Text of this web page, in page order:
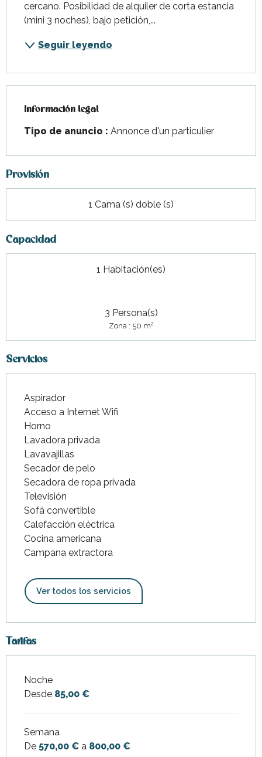
cercano. Posibilidad de alquiler de corta estancia
(mini 3 noches), bajo petición,...
Seguir leyendo
Información legal
Información legal
Tipo de anuncio : Annonce d'un particulier
Provisión
1 Cama (s) doble (s)
Capacidad
1 Habitación(es)
3 Persona(s)
Zona : 50 m2
Servicios
Aspirador
Acceso a Internet Wifi
Horno
Lavadora privada
Lavavajillas
Secador de pelo
Secadora de ropa privada
Televisión
Sofá convertible
Calefacción eléctrica
Cocina americana
Campana extractora
Ver todos los servicios
Tarifas
Tarifas 2026
Noche
Desde 85,00 €
Semana
De 570,00 € a 800,00 €